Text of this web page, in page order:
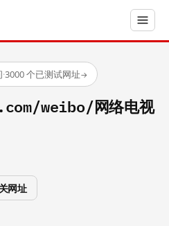
·3000 个已测试网址→
weibo/网络电视
网址